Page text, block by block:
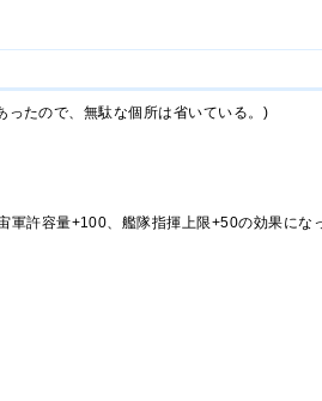
ったので、無駄な個所は省いている。)
許容量+100、艦隊指揮上限+50の効果にな